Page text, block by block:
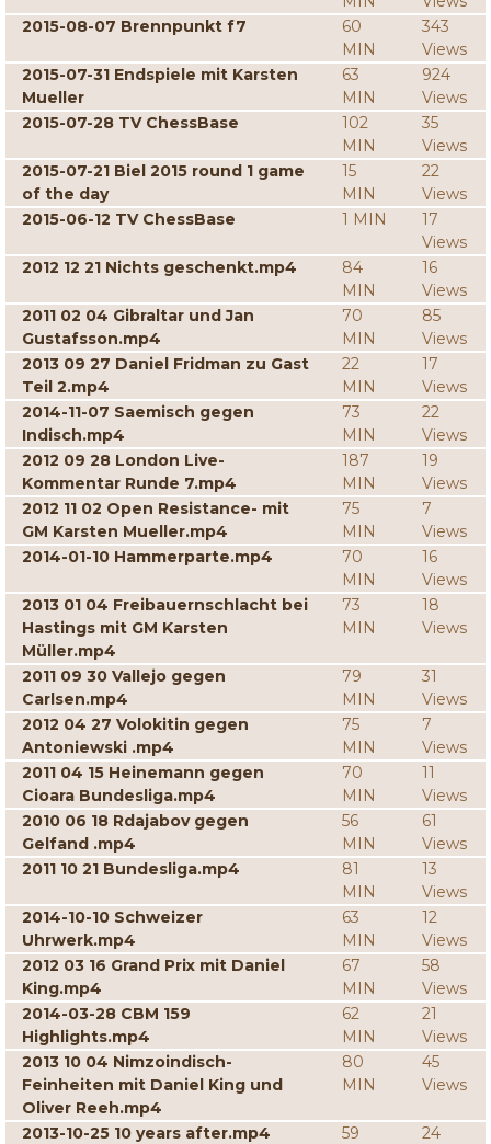
2015-08-07 Brennpunkt f7
60
MIN
343
Views
2015-07-31 Endspiele mit Karsten
Mueller
63
MIN
924
Views
2015-07-28 TV ChessBase
102
MIN
35
Views
2015-07-21 Biel 2015 round 1 game
of the day
15
MIN
22
Views
2015-06-12 TV ChessBase
1 MIN
17
Views
2012 12 21 Nichts geschenkt.mp4
84
MIN
16
Views
2011 02 04 Gibraltar und Jan
Gustafsson.mp4
70
MIN
85
Views
2013 09 27 Daniel Fridman zu Gast
Teil 2.mp4
22
MIN
17
Views
2014-11-07 Saemisch gegen
Indisch.mp4
73
MIN
22
Views
2012 09 28 London Live-
Kommentar Runde 7.mp4
187
MIN
19
Views
2012 11 02 Open Resistance- mit
GM Karsten Mueller.mp4
75
MIN
7
Views
2014-01-10 Hammerparte.mp4
70
MIN
16
Views
2013 01 04 Freibauernschlacht bei
Hastings mit GM Karsten
Müller.mp4
73
MIN
18
Views
2011 09 30 Vallejo gegen
Carlsen.mp4
79
MIN
31
Views
2012 04 27 Volokitin gegen
Antoniewski .mp4
75
MIN
7
Views
2011 04 15 Heinemann gegen
Cioara Bundesliga.mp4
70
MIN
11
Views
2010 06 18 Rdajabov gegen
Gelfand .mp4
56
MIN
61
Views
2011 10 21 Bundesliga.mp4
81
MIN
13
Views
2014-10-10 Schweizer
Uhrwerk.mp4
63
MIN
12
Views
2012 03 16 Grand Prix mit Daniel
King.mp4
67
MIN
58
Views
2014-03-28 CBM 159
Highlights.mp4
62
MIN
21
Views
2013 10 04 Nimzoindisch-
Feinheiten mit Daniel King und
Oliver Reeh.mp4
80
MIN
45
Views
2013-10-25 10 years after.mp4
59
24